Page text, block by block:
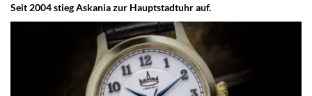
Seit 2004 stieg Askania zur Hauptstadtuhr auf.